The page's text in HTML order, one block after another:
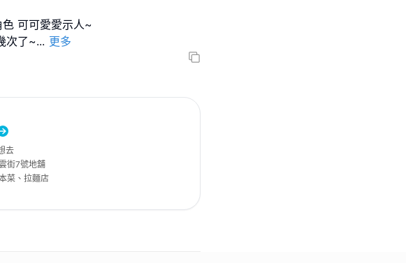
可可愛愛示人~
次了~... 更多
去
街7號地舖
菜、拉麵店